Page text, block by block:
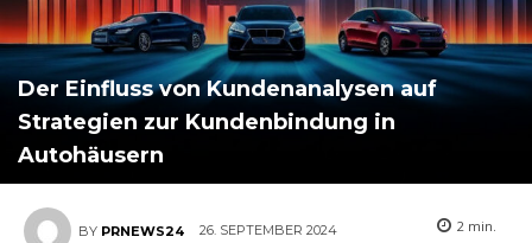
Der Einfluss von Kundenanalysen auf
Strategien zur Kundenbindung in
Autohäusern
BY PRNEWS24 26. SEPTEMBER 2024 2 min.